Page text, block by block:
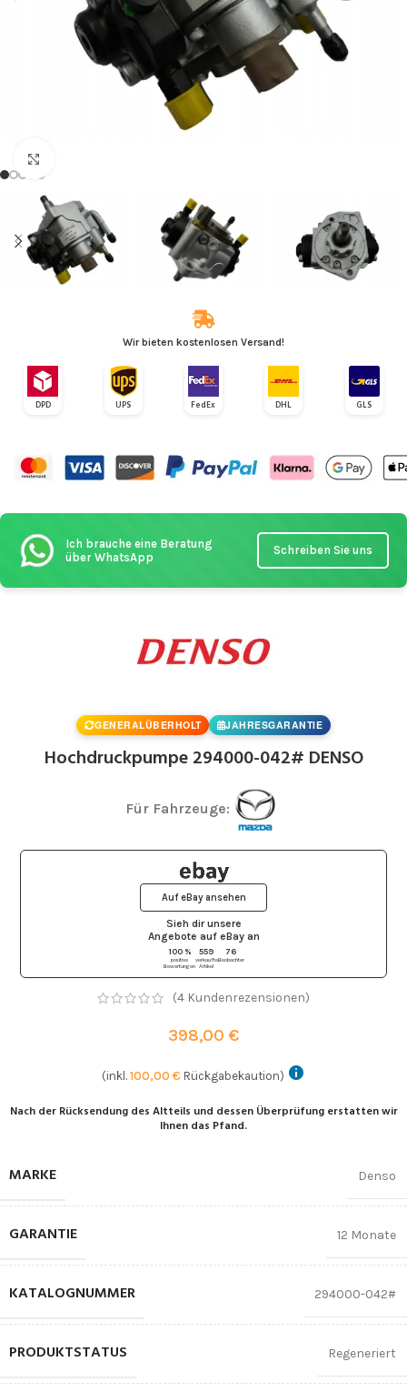
Wir bieten kostenlosen Versand!
DPD UPS FedEx DHL GLS
Ich brauche eine Beratung
über WhatsApp
Schreiben Sie uns
GENERALÜBERHOLT JAHRESGARANTIE
Hochdruckpumpe 294000-042# DENSO
Für Fahrzeuge:
Sieh dir unsere
Angebote auf eBayan
100 %
positive
Bewertungen
559
verkaufte
Artikel
76
Beobachter
Auf eBay ansehen
(4 Kundenrezensionen)
398,00 €
(inkl. 100,00 € Rückgabekaution)
Nach der Rücksendung des Altteils und dessen Überprüfung erstatten wir
Ihnen das Pfand.
MARKE Denso
GARANTIE 12 Monate
KATALOGNUMMER 294000-042#
PRODUKTSTATUS Regeneriert